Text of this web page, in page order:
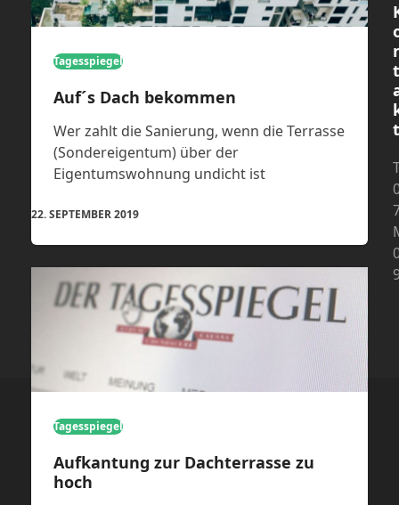
Tagesspiegel
Auf´s Dach bekommen
Wer zahlt die Sanierung, wenn die Terrasse
(Sondereigentum) über der
Eigentumswohnung undicht ist
22. SEPTEMBER 2019
Tagesspiegel
Aufkantung zur Dachterrasse zu
hoch
t
t